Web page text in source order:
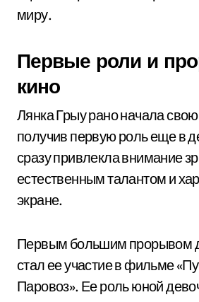
миру.
Первые роли и
кино
Лянка Грыу рано начала
получив первую роль еще в
сразу привлекла внимание
естественным талантом и
экране.
Первым большим прорывом
стал ее участие в фильме
Паровоз». Ее роль юной